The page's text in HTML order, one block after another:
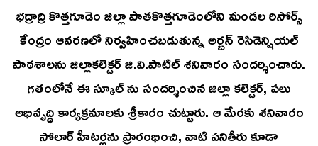
భద్రాద్రి కొత్తగూడెం జిల్లా పాతకొత్తగూడెంలోని మండల రిసోర్స్
కేంద్రం ఆవరణలో నిర్వహించబడుతున్న అర్బన్ రెసిడెన్షియల్
పాఠశాలను జిల్లాకలెక్టర్ జి.వి.పాటిల్ శనివారం సందర్శించారు.
గతంలోనే ఈ స్కూల్ ను సందర్శించిన జిల్లా కలెక్టర్, పలు
అభివృద్ధి కార్యక్రమాలకు శ్రీకారం చుట్టారు. ఆ మేరకు శనివారం
సోలార్ హీటర్లను ప్రారంభించి, వాటి పనితీరు కూడా